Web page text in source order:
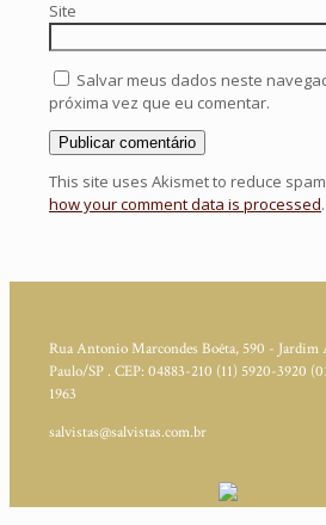
Site
Salvar meus dados neste
próxima vez que eu comentar.
This site uses Akismet to reduce
how your comment data is processed.
Rua Antonio Marcondes Boêta, 590 - Jardim
Paulo/SP . CEP: 04883-210 (11) 5920-3920
1963
salvistas@salvistas.com.br